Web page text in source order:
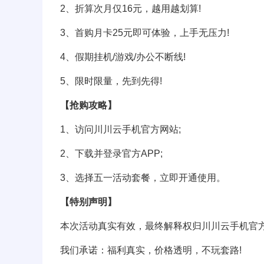
2、折算次月仅16元，越用越划算!
3、首购月卡25元即可体验，上手无压力!
4、假期挂机/游戏/办公不断线!
5、限时限量，先到先得!
【抢购攻略】
1、访问川川云手机官方网站;
2、下载并登录官方APP;
3、选择五一活动套餐，立即开通使用。
【特别声明】
本次活动真实有效，最终解释权归川川云手机官
我们承诺：福利真实，价格透明，不玩套路!